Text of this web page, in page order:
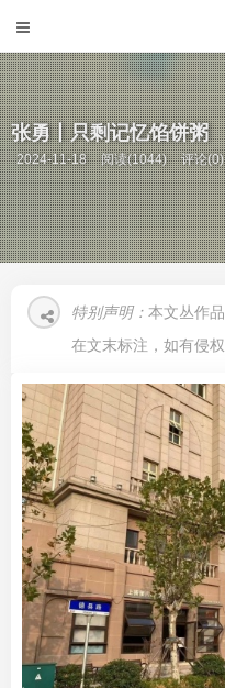
张勇丨只剩记忆馅饼粥
2024-11-18 阅读(1044) 评论(0)
特别声明： 本文丛作
在文末标注，如有侵